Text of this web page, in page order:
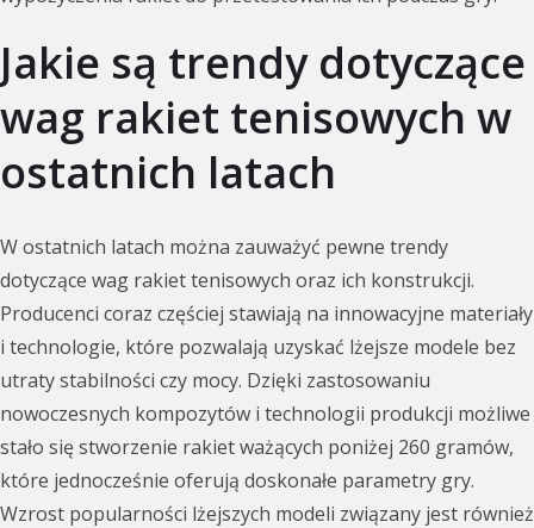
Jakie są trendy dotyczące
wag rakiet tenisowych w
ostatnich latach
W ostatnich latach można zauważyć pewne trendy
dotyczące wag rakiet tenisowych oraz ich konstrukcji.
Producenci coraz częściej stawiają na innowacyjne materiały
i technologie, które pozwalają uzyskać lżejsze modele bez
utraty stabilności czy mocy. Dzięki zastosowaniu
nowoczesnych kompozytów i technologii produkcji możliwe
stało się stworzenie rakiet ważących poniżej 260 gramów,
które jednocześnie oferują doskonałe parametry gry.
Wzrost popularności lżejszych modeli związany jest również